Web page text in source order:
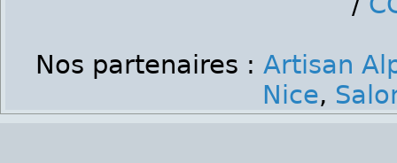
Nos partenaires : Artisan
Nice,